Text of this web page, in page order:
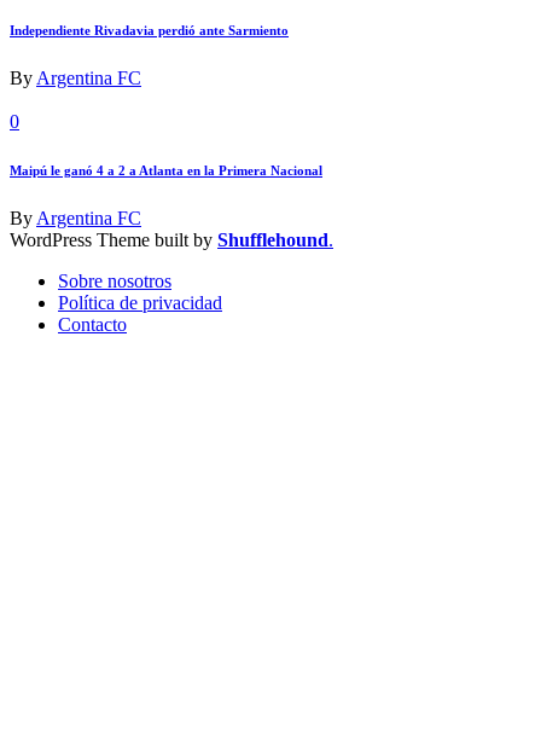
Independiente Rivadavia perdió ante Sarmiento
By Argentina FC
0
Maipú le ganó 4 a 2 a Atlanta en la Primera Nacional
By Argentina FC
WordPress Theme built by Shufflehound.
Sobre nosotros
Política de privacidad
Contacto